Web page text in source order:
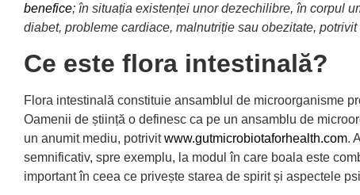
benefice; în situația existenței unor dezechilibre, în corpul
diabet, probleme cardiace, malnutriție sau obezitate, potrivit
Ce este flora intestinală?
Flora intestinală constituie ansamblul de microorganisme
Oamenii de știință o definesc ca pe un ansamblu de
un anumit mediu, potrivitwww.gutmicrobiotaforhealth.com.
semnificativ, spre exemplu, la modul în care boala este
important în ceea ce privește starea de spirit și aspectele